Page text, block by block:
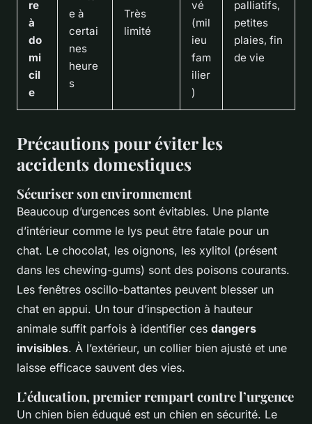
re
à
do
mi
cil
e
e à
certai
nes
heure
s
Très
limité
vé
(mil
ieu
fam
ilier
)
palliatifs,
petites
plaies, fin
de vie
Précautions pour éviter les
accidents domestiques
Sécuriser son environnement
Beaucoup d’urgences sont évitables. Une plante
d’intérieur comme le lys peut être fatale pour un
chat. Le chocolat, les oignons, les xylitol (présent
dans les chewing-gums) sont des poisons courants.
Les fenêtres oscillo-battantes peuvent blesser un
chat en appui. Un tour d’inspection à hauteur
animale suffit parfois à identifier ces dangers
invisibles. À l’extérieur, un collier bien ajusté et une
laisse efficace sauvent des vies.
L’éducation, premier rempart contre l’urgence
Un chien bien éduqué est un chien en sécurité. Le